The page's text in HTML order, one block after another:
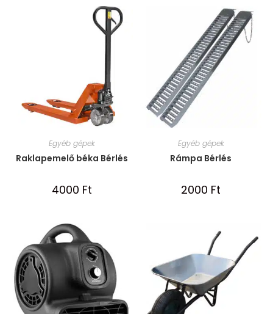
Egyéb gépek
Raklapemelő béka Bérlés
4000 Ft
Egyéb gépek
Rámpa Bérlés
2000 Ft